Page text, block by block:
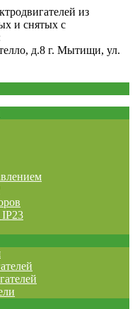
из
и снятых с
д.8 г. Мытищи, ул.